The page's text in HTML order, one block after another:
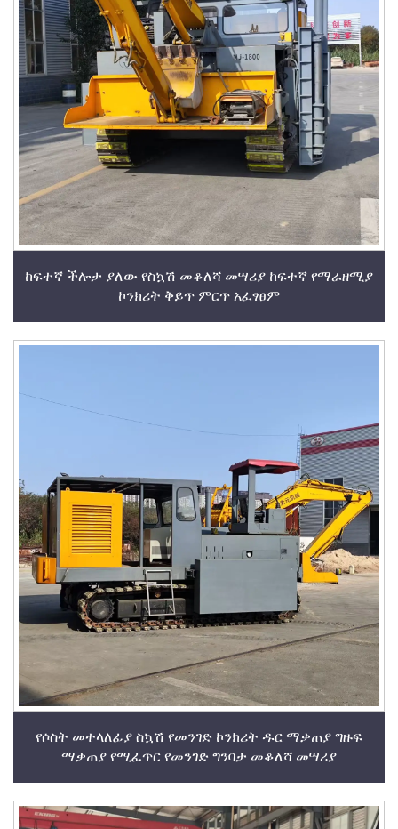
ከፍተኛ ችሎታ ያለው የስኳሽ መቆለሻ መሣሪያ ከፍተኛ የማራዘሚያ
ኮንክሪት ቅይጥ ምርጥ አፈፃፀም
የሶስት መተላለፊያ ስኳሽ የመንገድ ኮንክሪት ዱር ማቃጠያ ግዙፍ
ማቃጠያ የሚፈጥር የመንገድ ግንባታ መቆለሻ መሣሪያ